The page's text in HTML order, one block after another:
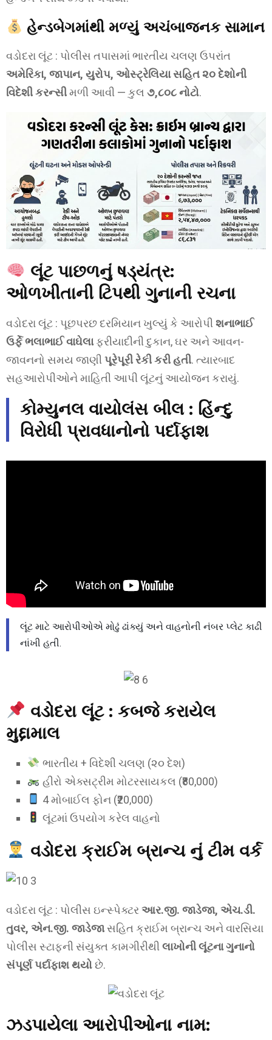
હેન્ડબેગમાંથી મળ્યું અચંબાજનક સામાન
વડોદરા લૂંટ : પોલીસ તપાસમાં ભારતીય ચલણ ઉપરાંત
અમેરિકા, જાપાન, યુરોપ, ઓસ્ટ્રેલિયા સહિત ૨૦ દેશોની
વિદેશી કરન્સીમળી આવી — કુલ ૭,૮૦૮ નોટો.
લૂંટ પાછળનું ષડ્યંત્ર:
ઓળખીતાની ટિપથી ગુનાની રચના
વડોદરા લૂંટ : પૂછપરછ દરમિયાન ખુલ્યું કે આરોપીશનાભાઈ
ઉર્ફે ભલાભાઈ વાઘેલાફરીયાદીની દુકાન, ઘર અને આવન-
જાવનનો સમય જાણીપૂરેપૂરી રેકી કરી હતી. ત્યારબાદ
સહઆરોપીઓને માહિતી આપી લૂંટનું આયોજન કરાયું.
કોમ્યુનલ વાયોલંસ બીલ : હિંન્દુ
વિરોધી પ્રાવધાનોનો પર્દાફાશ
લૂંટ માટે આરોપીઓએ મોઢું ઢાંક્યું અને વાહનોની નંબર પ્લેટ કાઢી
નાંખી હતી.
વડોદરા લૂંટ : કબજે કરાયેલ
મુદ્દામાલ
ભારતીય + વિદેશી ચલણ (૨૦ દેશ)
હીરો એક્સટ્રીમ મોટરસાયકલ (₹80,000)
4 મોબાઈલ ફોન (₹20,000)
લૂંટમાં ઉપયોગ કરેલ વાહનો
વડોદરા ક્રાઈમ બ્રાન્ચ નું ટીમ વર્ક
વડોદરા લૂંટ : પોલીસ ઇન્સ્પેક્ટરઆર.જી. જાડેજા, એચ.ડી.
તુવર, એન.જી. જાડેજાસહિત ક્રાઈમ બ્રાન્ચ અને વારસિયા
પોલીસ સ્ટાફની સંયુક્ત કામગીરીથીલાખોની લૂંટના ગુનાનો
સંપૂર્ણ પર્દાફાશ થયોછે.
ઝડપાયેલા આરોપીઓના નામ: